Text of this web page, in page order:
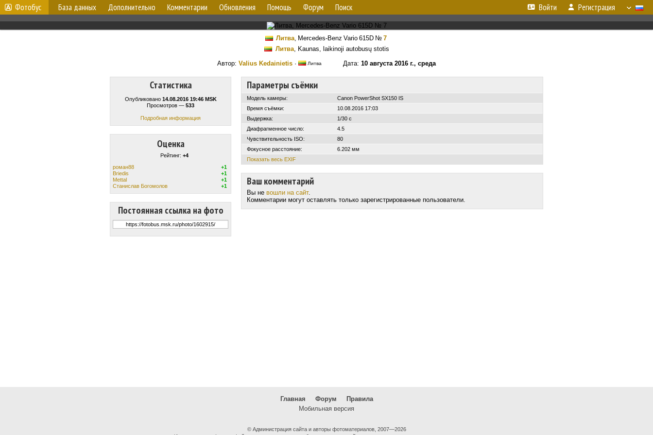
Фотобус База данных Дополнительно Комментарии Обновления Помощь Форум Поиск Войти Регистрация
Литва, Mercedes-Benz Vario 615D№ 7
Литва, Kaunas, laikinoji autobusų stotis
Автор: Valius Kedainietis · Литва Дата: 10 августа 2016 г., среда
Статистика
Опубликовано 14.08.2016 19:46 MSK
Просмотров — 533
Подробная информация
Оценка
Рейтинг: +4
роман88
+1
Briedis
+1
Mettal
+1
Станислав Богомолов
+1
Постоянная ссылка на фото
Параметры съёмки
Модель камеры:
Canon PowerShot SX150 IS
Время съёмки:
10.08.2016 17:03
Выдержка:
1/30 с
Диафрагменное число:
4.5
Чувствительность ISO:
80
Фокусное расстояние:
6.202 мм
Показать весь EXIF
Ваш комментарий
Вы не вошли на сайт.
Комментарии могут оставлять только зарегистрированные пользователи.
Главная Форум
Правила
Мобильная версия
© Администрация сайта и авторы фотоматериалов, 2007—2026